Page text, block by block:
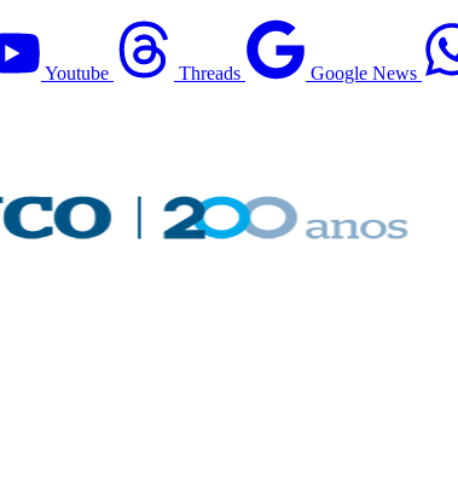
Youtube Threads Google News